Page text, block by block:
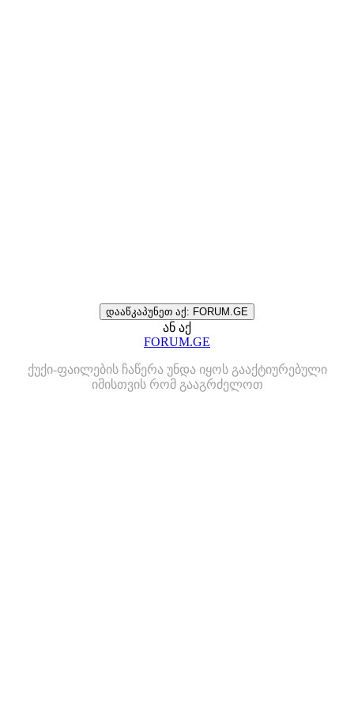
დააწკაპუნეთ აქ: FORUM.GE
ან აქ
FORUM.GE
ქუქი-ფაილების ჩაწერა უნდა იყოს გააქტიურებული
იმისთვის რომ გააგრძელოთ